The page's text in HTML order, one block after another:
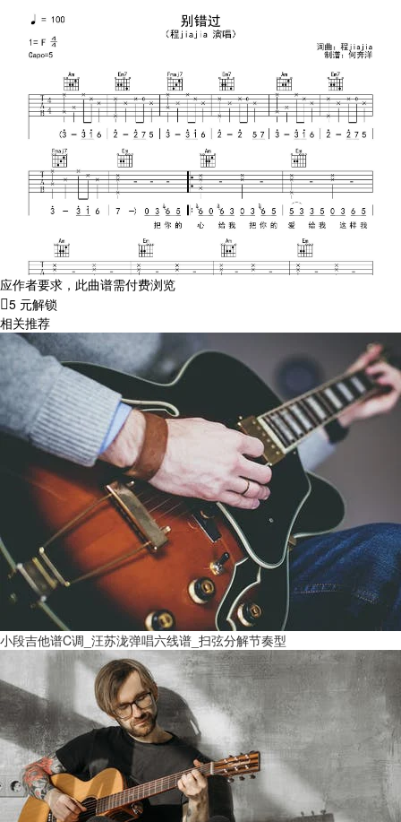
应作者要求，此曲谱需付费浏览
5 元解锁
相关推荐
小段吉他谱C调_汪苏泷弹唱六线谱_扫弦分解节奏型